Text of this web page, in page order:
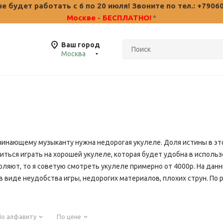
работать с 6 по 20 июля! Звоните по тел.:
Москве - БЕСПЛАТНО!*
Ваш город
Москва
музыканту нужна недорогая укулеле. Доля истины в
играть на хорошей укулеле, которая будет удобна в
то я советую смотреть укулеле примерно от 4000р. На
неудобства игры, недорогих материалов, плохих струн.
алфавиту По цене